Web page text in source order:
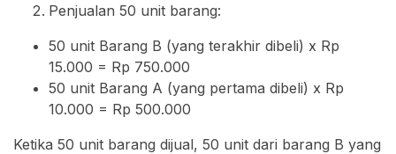
Penjualan 50 unit barang:
50 unit Barang B (yang terakhir dibeli) x Rp
15.000 = Rp 750.000
50 unit Barang A (yang pertama dibeli) x Rp
10.000 = Rp 500.000
Ketika 50 unit barang dijual, 50 unit dari barang B yang